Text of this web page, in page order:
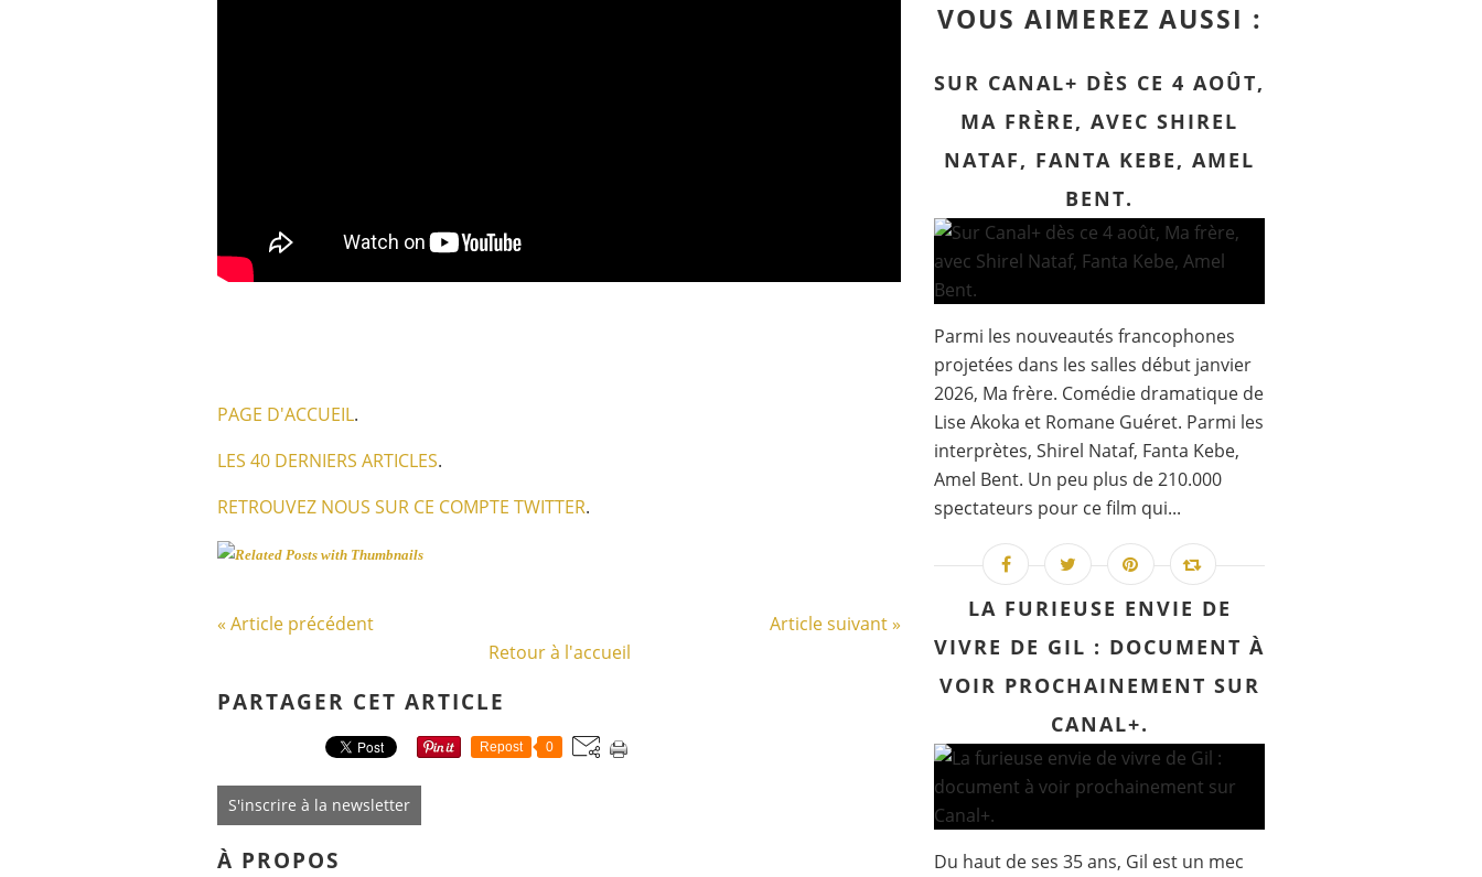
PAGE D'ACCUEIL.
LES 40 DERNIERS ARTICLES.
RETROUVEZ NOUS SUR CE COMPTE TWITTER.
« Article précédent
Article suivant »
Retour à l'accueil
PARTAGER CET ARTICLE
Repost 0
S'inscrire à la newsletter
À PROPOS
VOUS AIMEREZ AUSSI :
SUR CANAL+ DÈS CE 4 AOÛT,
MA FRÈRE, AVEC SHIREL
NATAF, FANTA KEBE, AMEL
BENT.
Parmi les nouveautés francophones
projetées dans les salles début janvier
2026, Ma frère. Comédie dramatique de
Lise Akoka et Romane Guéret. Parmi les
interprètes, Shirel Nataf, Fanta Kebe,
Amel Bent. Un peu plus de 210.000
spectateurs pour ce film qui...
LA FURIEUSE ENVIE DE
VIVRE DE GIL : DOCUMENT À
VOIR PROCHAINEMENT SUR
CANAL+.
Du haut de ses 35 ans, Gil est un mec